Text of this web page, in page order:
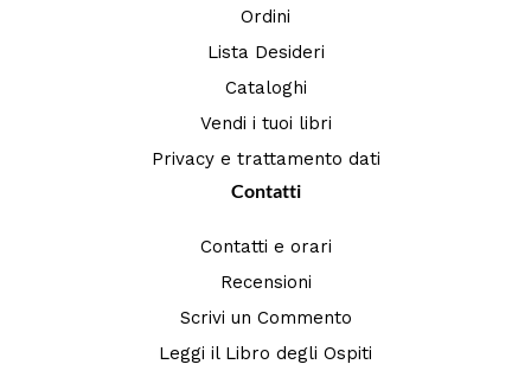
Ordini
Lista Desideri
Cataloghi
Vendi i tuoi libri
Privacy e trattamento dati
Contatti
Contatti e orari
Recensioni
Scrivi un Commento
Leggi il Libro degli Ospiti